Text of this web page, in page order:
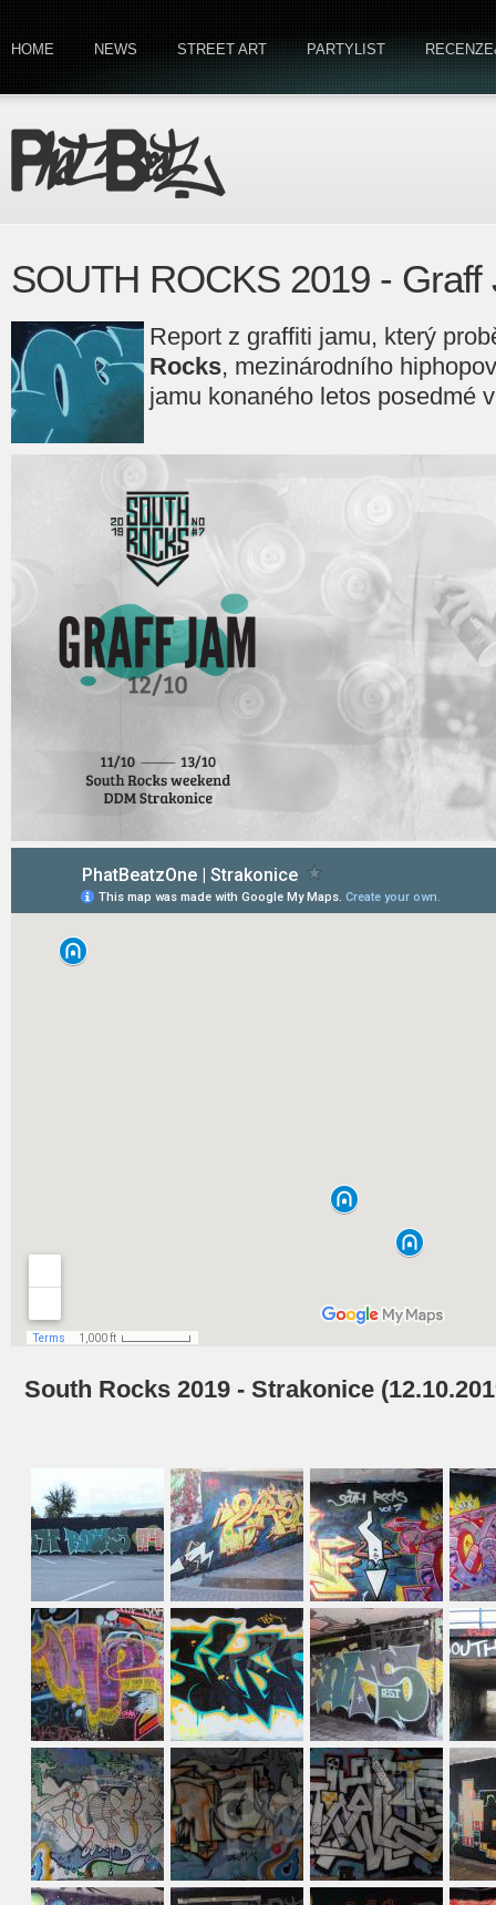
HOME NEWS STREET ART PARTYLIST
SOUTH ROCKS 2019 - Graff
Report z graffiti jamu, který
Rocks, mezinárodního
jamu konaného letos posedmé
South Rocks 2019 - Strakonice